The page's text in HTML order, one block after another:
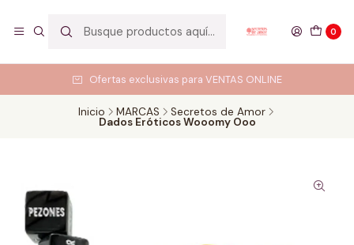
0
Ofertas exclusivas para VENTAS ONLINE
Inicio MARCAS Secretos de Amor
Dados Eróticos Wooomy Ooo